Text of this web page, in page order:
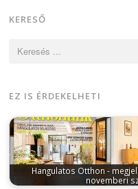
KERESŐ
EZ IS ÉRDEKELHETI
Hangulatos Otthon -
novemberi